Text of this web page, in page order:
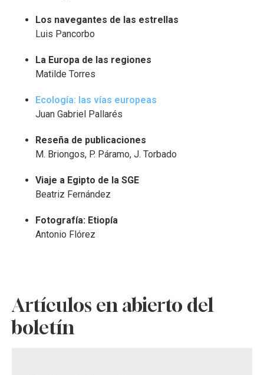
Los navegantes de las estrellas
Luis Pancorbo
La Europa de las regiones
Matilde Torres
Ecología: las vías europeas
Juan Gabriel Pallarés
Reseña de publicaciones
M. Briongos, P. Páramo, J. Torbado
Viaje a Egipto de la SGE
Beatriz Fernández
Fotografía: Etiopía
Antonio Flórez
Artículos en abierto del
boletín